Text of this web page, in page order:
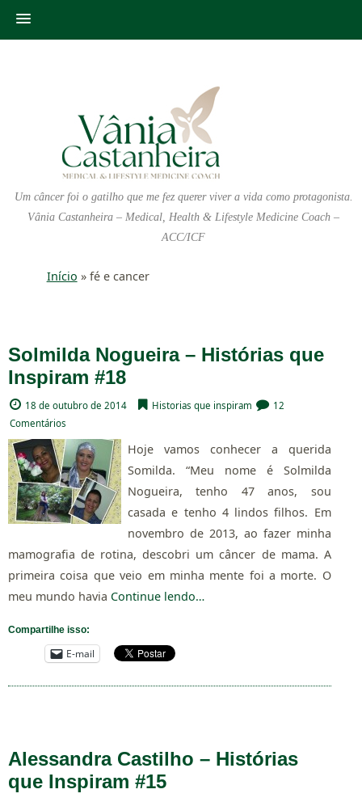
Um câncer foi o gatilho que me fez querer viver a vida como protagonista.
Vânia Castanheira – Medical, Health & Lifestyle Medicine Coach –
ACC/ICF
Início » fé e cancer
Solmilda Nogueira – Histórias que
Inspiram #18
18 de outubro de 2014 Historias que inspiram
12
Comentários
Hoje vamos conhecer a querida
Somilda. “Meu nome é Solmilda
Nogueira, tenho 47 anos, sou
casada e tenho 4 lindos filhos. Em
novembro de 2013, ao fazer minha
mamografia de rotina, descobri um câncer de mama. A
primeira coisa que veio em minha mente foi a morte. O
meu mundo havia Continue lendo…
Compartilhe isso:
E-mail
Alessandra Castilho – Histórias
que Inspiram #15